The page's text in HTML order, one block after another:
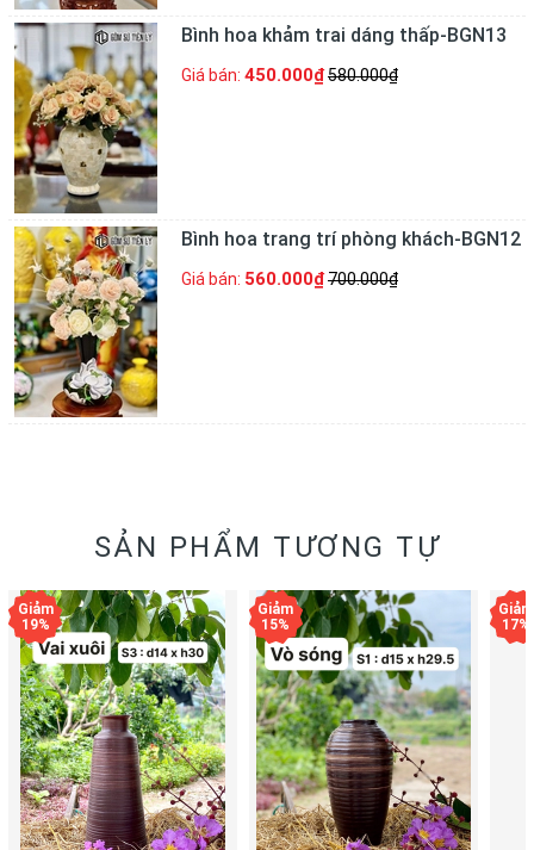
Bình hoa khảm trai dáng thấp-BGN13
Giá bán: 450.000₫580.000₫
Bình hoa trang trí phòng khách-BGN12
Giá bán: 560.000₫700.000₫
SẢN PHẨM TƯƠNG TỰ